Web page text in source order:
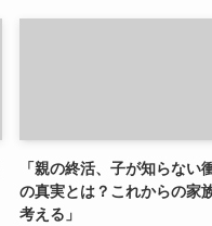
「親の終活、子が知らない
の真実とは？これからの家
考える」